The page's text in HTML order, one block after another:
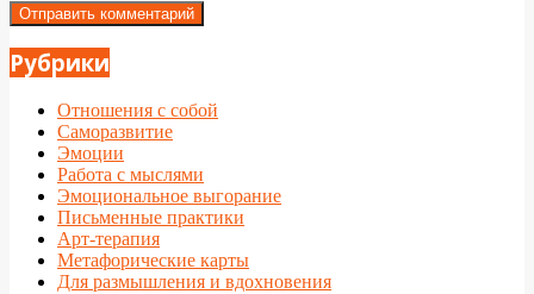
Рубрики
Отношения с собой
Саморазвитие
Эмоции
Работа с мыслями
Эмоциональное выгорание
Письменные практики
Арт-терапия
Метафорические карты
Для размышления и вдохновения